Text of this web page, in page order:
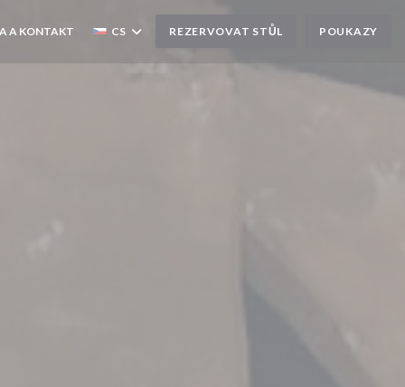
A KONTAKT CS REZERVOVAT STŮL POUKAZY